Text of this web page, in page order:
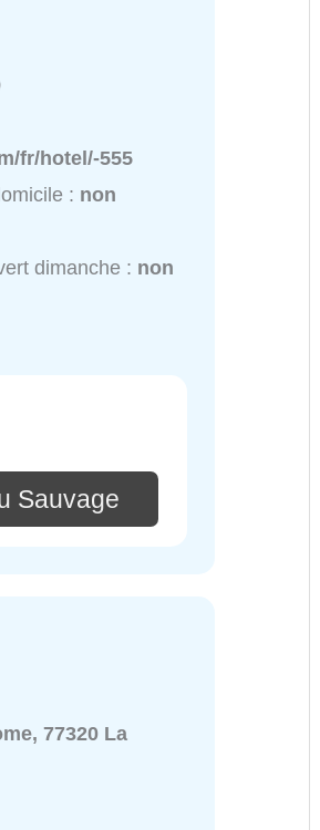
fr/hotel/-555
: non
dimanche : non
Sauvage
77320 La